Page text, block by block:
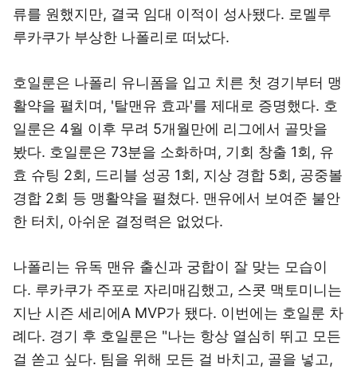
류를 원했지만, 결국 임대 이적이 성사됐다. 로멜루
루카쿠가 부상한 나폴리로 떠났다.
호일룬은 나폴리 유니폼을 입고 치른 첫 경기부터 맹
활약을 펼치며, '탈맨유 효과'를 제대로 증명했다. 호
일룬은 4월 이후 무려 5개월만에 리그에서 골맛을
봤다. 호일룬은 73분을 소화하며, 기회 창출 1회, 유
효 슈팅 2회, 드리블 성공 1회, 지상 경합 5회, 공중볼
경합 2회 등 맹활약을 펼쳤다. 맨유에서 보여준 불안
한 터치, 아쉬운 결정력은 없었다.
나폴리는 유독 맨유 출신과 궁합이 잘 맞는 모습이
다. 루카쿠가 주포로 자리매김했고, 스콧 맥토미니는
지난 시즌 세리에A MVP가 됐다. 이번에는 호일룬 차
례다. 경기 후 호일룬은 "나는 항상 열심히 뛰고 모든
걸 쏟고 싶다. 팀을 위해 모든 걸 바치고, 골을 넣고,